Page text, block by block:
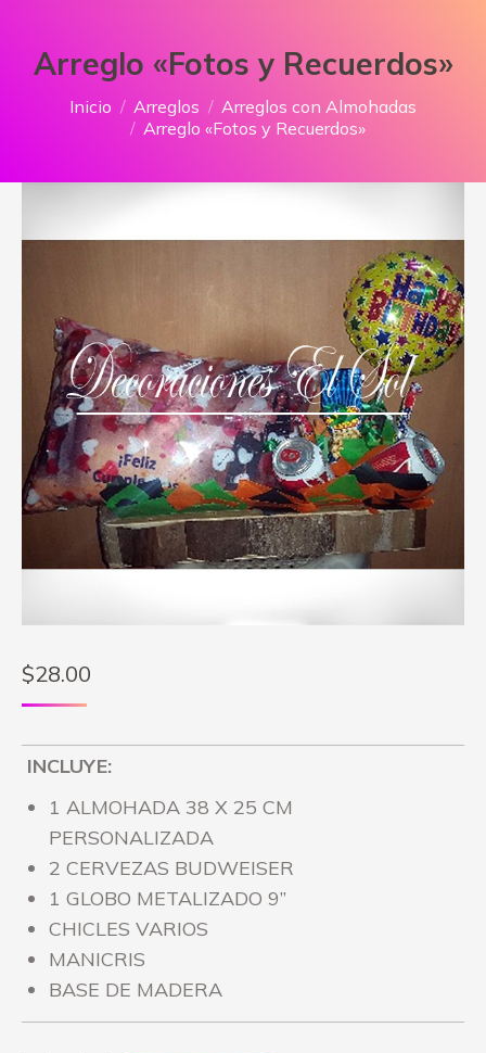
Arreglo «Fotos y Recuerdos»
Estás aquí:
Inicio Arreglos
Arreglos con Almohadas
Arreglo «Fotos y Recuerdos»
$28.00
INCLUYE:
1 ALMOHADA 38 X 25 CM
PERSONALIZADA
2 CERVEZAS BUDWEISER
1 GLOBO METALIZADO 9”
CHICLES VARIOS
MANICRIS
BASE DE MADERA